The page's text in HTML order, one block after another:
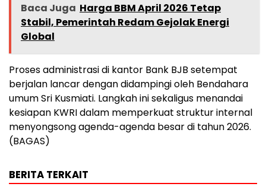
Baca Juga Harga BBM April 2026 Tetap
Stabil, Pemerintah Redam Gejolak Energi
Global
Proses administrasi di kantor Bank BJB setempat
berjalan lancar dengan didampingi oleh Bendahara
umum Sri Kusmiati. Langkah ini sekaligus menandai
kesiapan KWRI dalam memperkuat struktur internal
menyongsong agenda-agenda besar di tahun 2026.
(BAGAS)
BERITA TERKAIT